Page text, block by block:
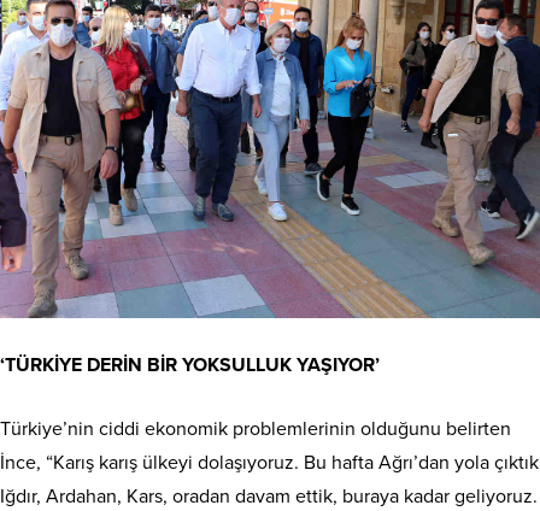
‘TÜRKİYE DERİN BİR YOKSULLUK YAŞIYOR’
Türkiye’nin ciddi ekonomik problemlerinin olduğunu belirten
İnce, “Karış karış ülkeyi dolaşıyoruz. Bu hafta Ağrı’dan yola çıktık
Iğdır, Ardahan, Kars, oradan davam ettik, buraya kadar geliyoruz.